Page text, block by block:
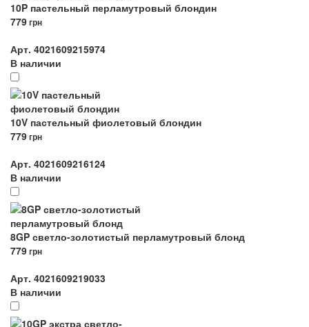
10P пастельный перламутровый блондин
779грн
Арт. 4021609215974
В наличии
10V пастельный фиолетовый блондин
779грн
Арт. 4021609216124
В наличии
8GP светло-золотистый перламутровый блонд
779грн
Арт. 4021609219033
В наличии